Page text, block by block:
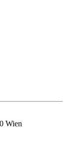
Wien